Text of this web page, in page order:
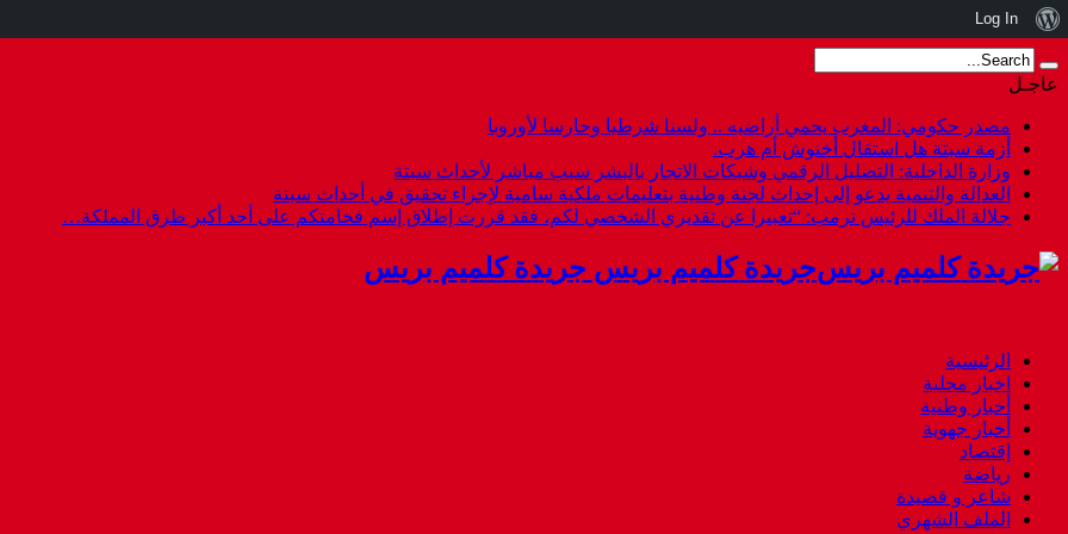
عاجـل
مصدر حكومي: المغرب يحمي أراضيه .. ولسنا شرطيا وحارسا لأوروبا
أزمة سبتة هل استقال أخنوش أم هرب.
وزارة الداخلية: التضليل الرقمي وشبكات الاتجار بالبشر سبب مباشر لأحداث سبتة
العدالة والتنمية يدعو إلى إحداث لجنة وطنية بتعليمات ملكية سامية لإجراء تحقيق في أحداث سبتة
جلالة الملك للرئيس ترمب: “تعبيرا عن تقديري الشخصي لكم، فقد قررت إطلاق إسم فخامتكم على أحد أكبر طرق المملكة…
جريدة كلميم بريس جريدة كلميم بريس
الرئيسية
اخبار محلية
أخبار وطنية
أخبار جهوية
إقتصاد
رياضة
شاعر و قصيدة
الملف الشهري
نبذة
عن
ووردبريس
Log In